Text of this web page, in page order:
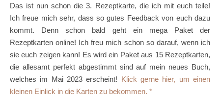
Das ist nun schon die 3. Rezeptkarte, die ich mit euch teile!
Ich freue mich sehr, dass so gutes Feedback von euch dazu
kommt. Denn schon bald geht ein mega Paket der
Rezeptkarten online! Ich freu mich schon so darauf, wenn ich
sie euch zeigen kann! Es wird ein Paket aus 15 Rezeptkarten,
die allesamt perfekt abgestimmt sind auf mein neues Buch,
welches im Mai 2023 erscheint! Klick gerne hier, um einen
kleinen Einlick in die Karten zu bekommen.